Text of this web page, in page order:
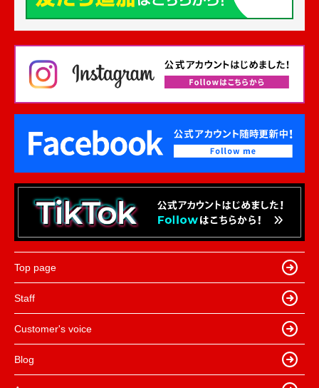
Top page
Staff
Customer's voice
Blog